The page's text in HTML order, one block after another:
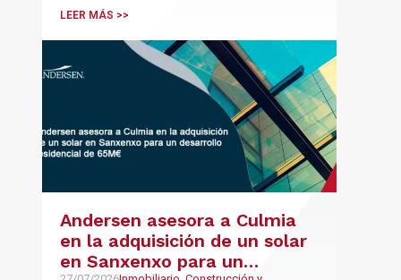
Latinoamérica y otros mercados
LEER MÁS >>
Andersen asesora a Culmia
en la adquisición de un solar
en Sanxenxo para un